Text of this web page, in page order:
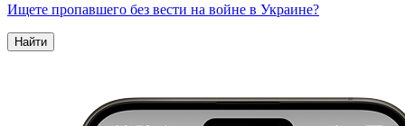
Ищете пропавшего без вести на войне в Украине?
Найти